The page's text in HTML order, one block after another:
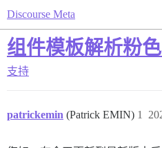
Discourse Meta
组件模板解析粉
支持
patrickemin (Patrick EMIN) 1